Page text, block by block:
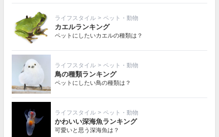
ライフスタイル > ペット・動物
カエルランキング
ペットにしたいカエルの種類は？
ライフスタイル > ペット・動物
鳥の種類ランキング
ペットにしたい鳥の種類は？
ライフスタイル > ペット・動物
かわいい深海魚ランキング
可愛いと思う深海魚は？